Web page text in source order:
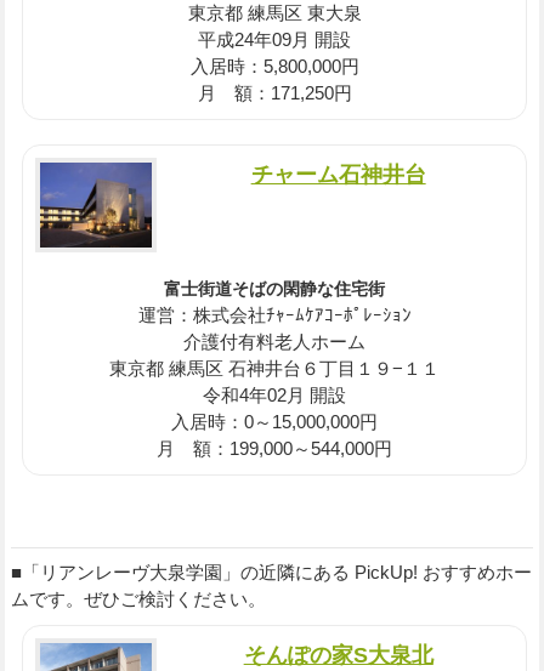
東京都 練馬区 東大泉
平成24年09月 開設
入居時：5,800,000円
月 額：171,250円
チャーム石神井台
富士街道そばの閑静な住宅街
運営：株式会社ﾁｬｰﾑｹｱｺｰﾎﾟﾚｰｼｮﾝ
介護付有料老人ホーム
東京都 練馬区 石神井台６丁目１９−１１
令和4年02月 開設
入居時：0～15,000,000円
月 額：199,000～544,000円
■「リアンレーヴ大泉学園」の近隣にある PickUp! おすすめホー
ムです。ぜひご検討ください。
そんぽの家S大泉北